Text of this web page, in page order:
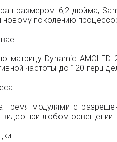
размером 6,2 дюйма,
поколению
матрицу Dynamic
частоты до 120 герц
тремя модулями с
при любом освещении.